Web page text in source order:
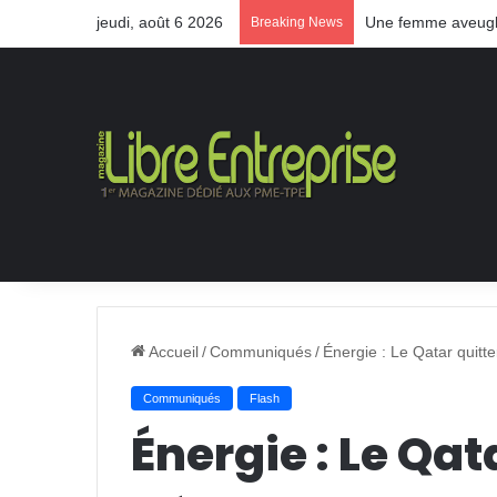
jeudi, août 6 2026 Breaking News Une femme
Accueil/Communiqués/ Énergie : Le Qatar
Communiqués Flash
Énergie : Le